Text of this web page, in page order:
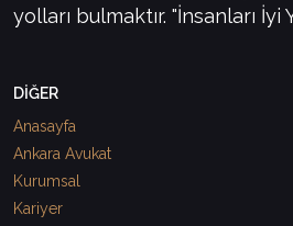
yolları bulmaktır. "İnsanları İyi
DİĞER
Anasayfa
Ankara Avukat
Kurumsal
Kariyer